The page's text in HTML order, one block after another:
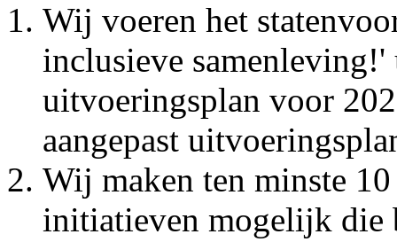
Wij voeren het
inclusieve samenleving!'
uitvoeringsplan voor
aangepast
Wij maken ten minste
initiatieven mogelijk die